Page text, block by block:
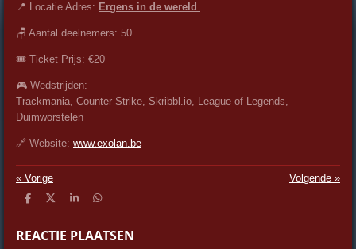
📍 Locatie Adres: Ergens in de wereld
🪑 Aantal deelnemers: 50
🎟️ Ticket Prijs: €20
🎮 Wedstrijden:
Trackmania, Counter-Strike, Skribbl.io, League of Legends,
Duimworstelen
🔗 Website: www.exolan.be
« Vorige Volgende »
D
e
n
D
l
S
r
e
D
e
n
REACTIE PLAATSEN